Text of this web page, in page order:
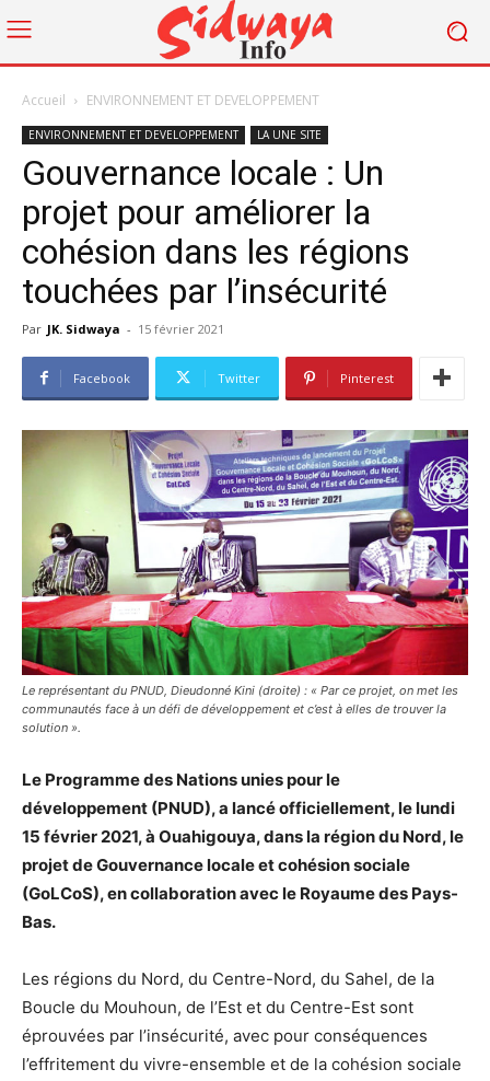
Accueil ENVIRONNEMENT ET DEVELOPPEMENT
ENVIRONNEMENT ET DEVELOPPEMENT LA UNE SITE
Gouvernance locale : Un
projet pour améliorer la
cohésion dans les régions
touchées par l’insécurité
Par JK. Sidwaya - 15 février 2021
Facebook Twitter Pinterest
Le représentant du PNUD, Dieudonné Kini (droite) : « Par ce projet, on met les
communautés face à un défi de développement et c’est à elles de trouver la
solution ».
Le Programme des Nations unies pour le
développement (PNUD), a lancé officiellement, le lundi
15 février 2021, à Ouahigouya, dans la région du Nord, le
projet de Gouvernance locale et cohésion sociale
(GoLCoS), en collaboration avec le Royaume des Pays-
Bas.
Les régions du Nord, du Centre-Nord, du Sahel, de la
Boucle du Mouhoun, de l’Est et du Centre-Est sont
éprouvées par l’insécurité, avec pour conséquences
l’effritement du vivre-ensemble et de la cohésion sociale